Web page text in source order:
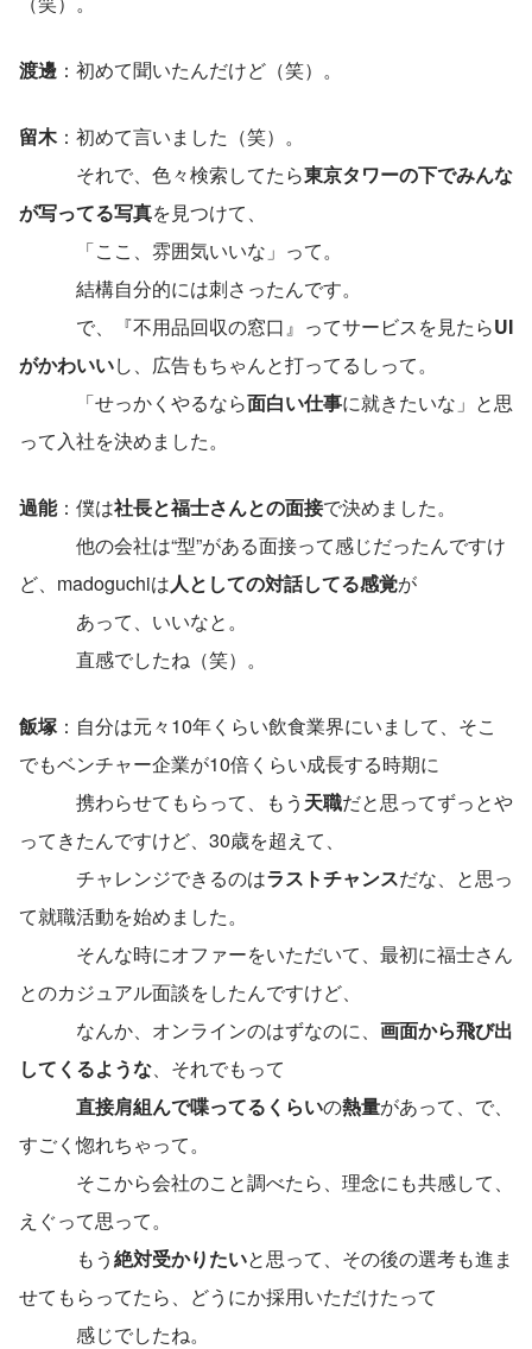
渡邊 ：初めて聞いたんだけど（笑）。
留木：初めて言いました（笑）。
それで、色々検索してたら東京タワーの下でみんな
が写ってる写真を見つけて、
「ここ、雰囲気いいな」って。
結構自分的には刺さったんです。
で、『不用品回収の窓口』ってサービスを見たらUI
がかわいいし、広告もちゃんと打ってるしって。
「せっかくやるなら面白い仕事に就きたいな」と思
って入社を決めました。
過能：僕は社長と福士さんとの面接で決めました。
他の会社は“型”がある面接って感じだったんですけ
ど、madoguchiは人としての対話してる感覚が
あって、いいなと。
直感でしたね（笑）。
飯塚：自分は元々10年くらい飲食業界にいまして、そこ
でもベンチャー企業が10倍くらい成長する時期に
携わらせてもらって、もう 天職だと思ってずっとや
ってきたんですけど、30歳を超えて、
チャレンジできるのはラストチャンスだな、と思っ
て就職活動を始めました。
そんな時にオファーをいただいて、最初に福士さん
とのカジュアル面談をしたんですけど、
なんか、オンラインのはずなのに、 画面から飛び出
してくるような、それでもって
直接肩組んで喋ってるくらいの熱量があって、で、
すごく惚れちゃって。
そこから会社のこと調べたら、理念にも共感して、
えぐって思って。
もう絶対受かりたいと思って、その後の選考も進ま
せてもらってたら、どうにか採用いただけたって
感じでしたね。